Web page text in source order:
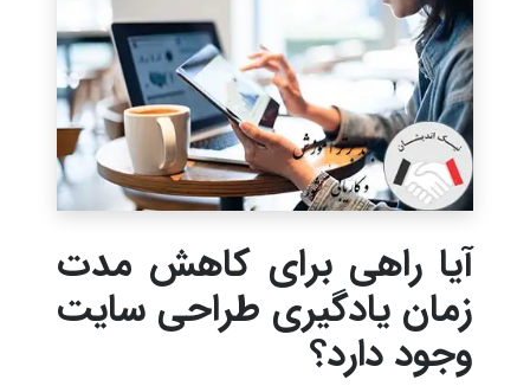
آیا راهی برای کاهش مدت
زمان یادگیری طراحی سایت
وجود دارد؟